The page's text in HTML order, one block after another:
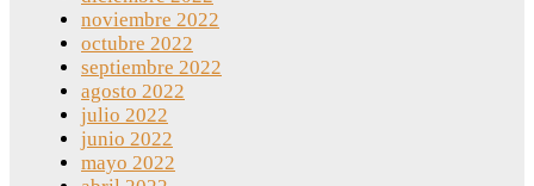
noviembre 2022
octubre 2022
septiembre 2022
agosto 2022
julio 2022
junio 2022
mayo 2022